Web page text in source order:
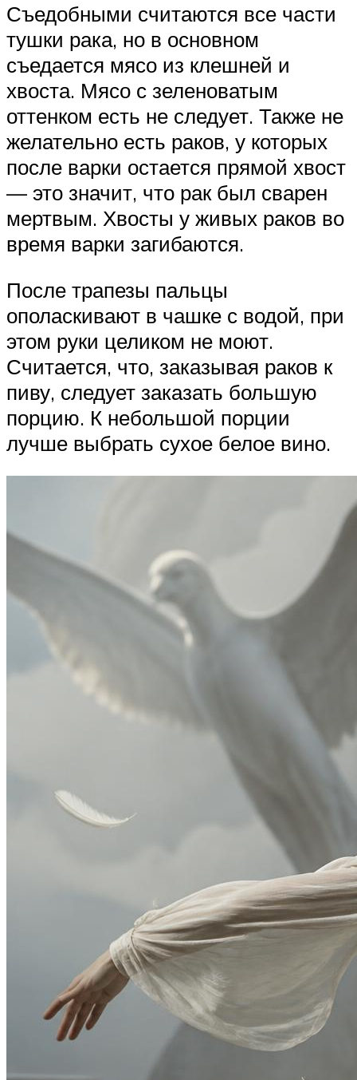
Съедобными считаются все части
тушки рака, но в основном
съедается мясо из клешней и
хвоста. Мясо с зеленоватым
оттенком есть не следует. Также не
желательно есть раков, у которых
после варки остается прямой хвост
— это значит, что рак был сварен
мертвым. Хвосты у живых раков во
время варки загибаются.
После трапезы пальцы
ополаскивают в чашке с водой, при
этом руки целиком не моют.
Считается, что, заказывая раков к
пиву, следует заказать большую
порцию. К небольшой порции
лучше выбрать сухое белое вино.